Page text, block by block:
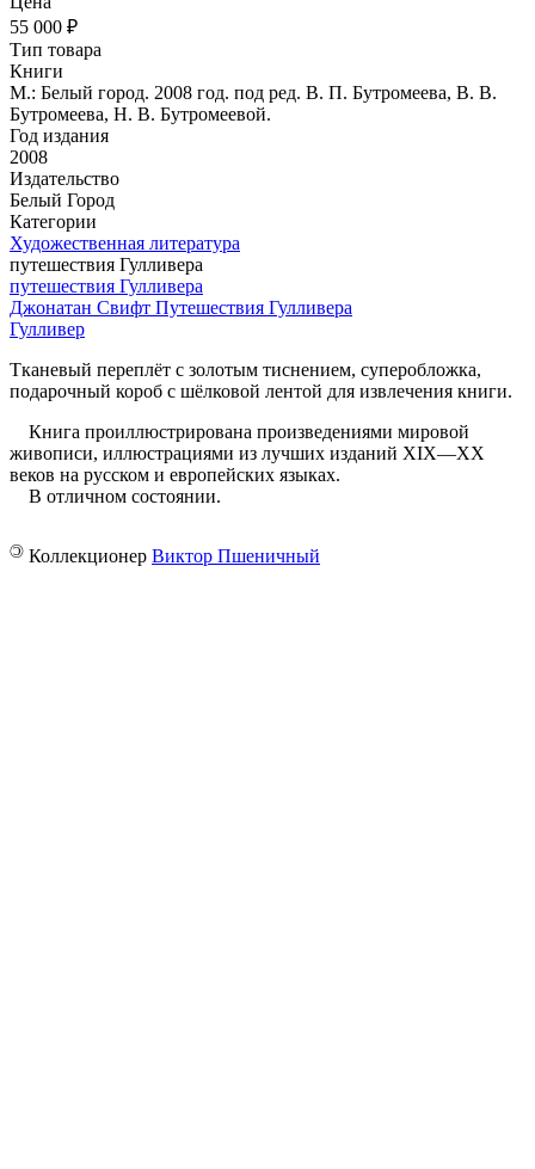
55 000 ₽
Тип товара
Книги
М.: Белый город. 2008 год. под ред. В. П. Бутромеева, В. В.
Бутромеева, Н. В. Бутромеевой.
Год издания
2008
Издательство
Белый Город
Категории
Художественная литература
путешествия Гулливера
путешествия Гулливера
Джонатан Свифт Путешествия Гулливера
Гулливер
Тканевый переплёт с золотым тиснением, суперобложка,
подарочный короб с шёлковой лентой для извлечения книги.
Книга проиллюстрирована произведениями мировой
живописи, иллюстрациями из лучших изданий XIX—XX
веков на русском и европейских языках.
В отличном состоянии.
© Коллекционер Виктор Пшеничный